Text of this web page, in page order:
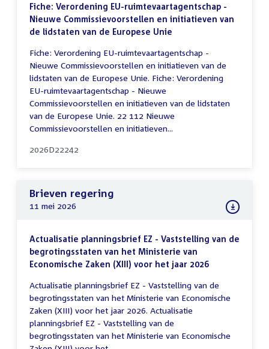
Fiche: Verordening EU-ruimtevaartagentschap -
Nieuwe Commissievoorstellen en initiatieven van
de lidstaten van de Europese Unie
Fiche: Verordening EU-ruimtevaartagentschap -
Nieuwe Commissievoorstellen en initiatieven van de
lidstaten van de Europese Unie. Fiche: Verordening
EU-ruimtevaartagentschap - Nieuwe
Commissievoorstellen en initiatieven van de lidstaten
van de Europese Unie. 22 112 Nieuwe
Commissievoorstellen en initiatieven...
2026D22242
Brieven regering
11 mei 2026
Actualisatie planningsbrief EZ - Vaststelling van de
begrotingsstaten van het Ministerie van
Economische Zaken (XIII) voor het jaar 2026
Actualisatie planningsbrief EZ - Vaststelling van de
begrotingsstaten van het Ministerie van Economische
Zaken (XIII) voor het jaar 2026. Actualisatie
planningsbrief EZ - Vaststelling van de
begrotingsstaten van het Ministerie van Economische